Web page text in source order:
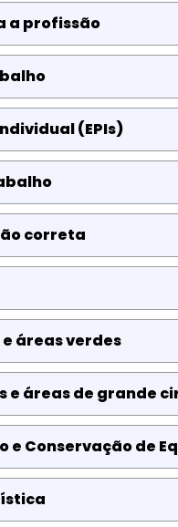
a profissão
(EPIs)
correta
áreas verdes
e áreas de grande
e Conservação de